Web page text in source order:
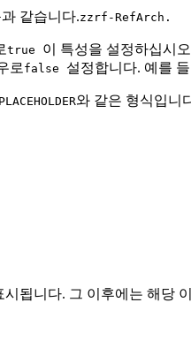
같습니다.zzrf-RefArch.
true 이 특성을 설정하십시
로 false 설정합니다. 예를
와 같은 형식입니
됩니다. 그 이후에는 해당